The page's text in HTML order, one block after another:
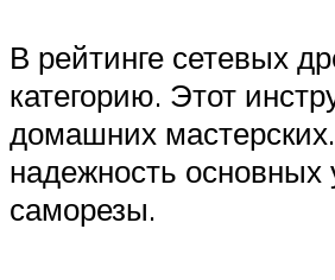
В рейтинге сетевых
категорию. Этот
домашних
надежность основных
саморезы.